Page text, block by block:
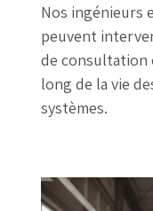
Nos ingénieurs
peuvent
de consultation
long de la vie
systèmes.